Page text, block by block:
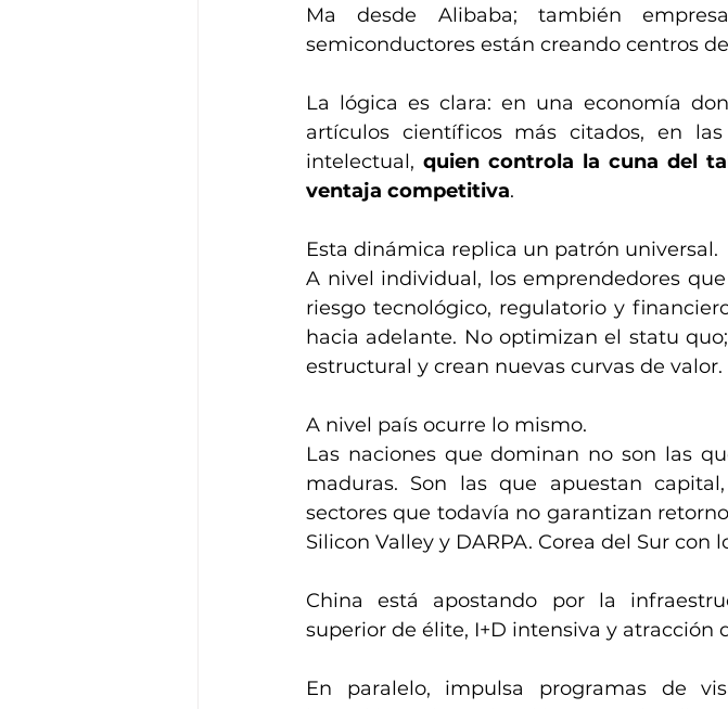
Ma desde Alibaba; también
semiconductores están creando centros
La lógica es clara: en una economía
artículos científicos más citados, en
intelectual, quien controla la cuna del
ventaja competitiva.
Esta dinámica replica un patrón universal.
A nivel individual, los emprendedores
riesgo tecnológico, regulatorio y
hacia adelante. No optimizan el statu
estructural y crean nuevas curvas de valor.
A nivel país ocurre lo mismo.
Las naciones que dominan no son las
maduras. Son las que apuestan
sectores que todavía no garantizan
Silicon Valley y DARPA. Corea del Sur con
China está apostando por la
superior de élite, I+D intensiva y atracción
En paralelo, impulsa programas de